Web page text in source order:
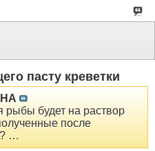
пасту креветки
рыбы будет на раствор
после
…